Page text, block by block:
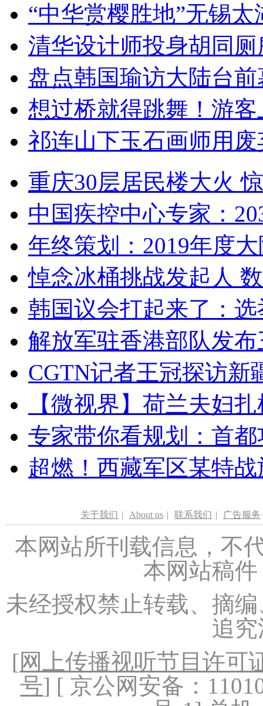
“中华赏樱胜地”无锡
清华设计师投身胡同
盘点韩国瑜访大陆台
想过桥就得跳舞！游客
祁连山下玉石画师用
重庆30层居民楼大火
中国疾控中心专家：
年终策划：2019年度
悼念冰桶挑战发起人
韩国议会打起来了：
解放军驻香港部队发
CGTN记者王冠探访新
【微视界】荷兰夫妇
专家带你看规划：首
超燃！西藏军区某特
关于我们 | About us | 联系我们 | 广告服务
本网站所刊载信息，不
本网站稿
未经授权禁止转载、摘
追
[网上传播视听节目许可
号] [ 京公网安备：